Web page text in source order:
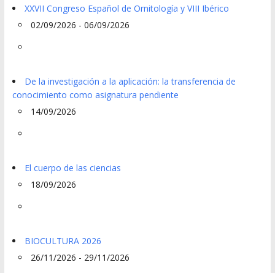
XXVII Congreso Español de Ornitología y VIII Ibérico
02/09/2026 - 06/09/2026
De la investigación a la aplicación: la transferencia de
conocimiento como asignatura pendiente
14/09/2026
El cuerpo de las ciencias
18/09/2026
BIOCULTURA 2026
26/11/2026 - 29/11/2026